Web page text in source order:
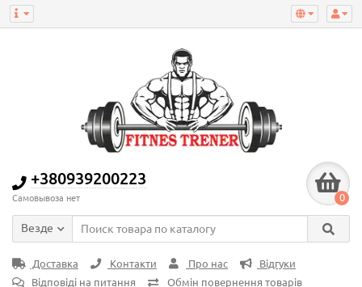
+380939200223
Самовывоза нет 0
Везде
Доставка Контакти Про нас
Відгуки
Відповіді на питання
Обмін повернення товарів